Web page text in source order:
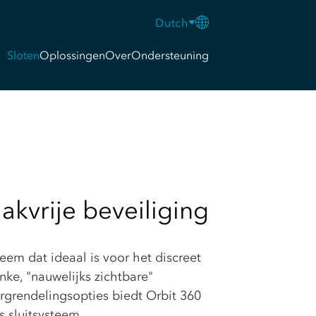
Dutch
SlotenOplossingenOverOndersteuning
beveiliging
dat ideaal is voor het discreet
"nauwelijks zichtbare"
biedt Orbit 360